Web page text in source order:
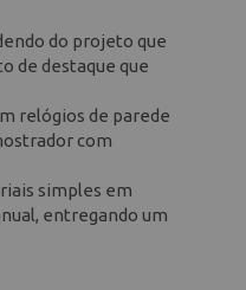
do projeto que
de destaque que
relógios de parede
com
simples em
entregando um